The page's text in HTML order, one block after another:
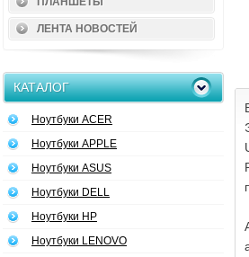
ЛЕНТА НОВОСТЕЙ
КАТАЛОГ
Ноутбуки ACER
Ноутбуки APPLE
Ноутбуки ASUS
Ноутбуки DELL
Ноутбуки HP
Ноутбуки LENOVO